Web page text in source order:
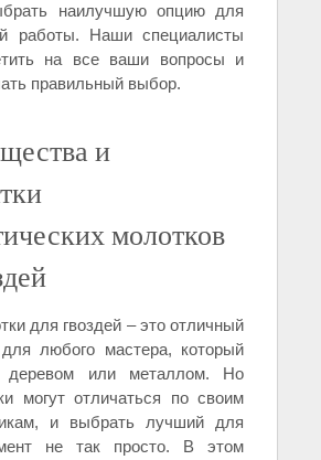
наилучшую опцию для
работы. Наши специалисты
на все ваши вопросы и
правильный выбор.
и
молотков
для гвоздей – это отличный
для любого мастера, который
деревом или металлом. Но
могут отличаться по своим
и выбрать лучший для
не так просто. В этом